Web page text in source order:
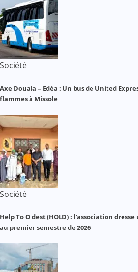
Société
Axe Douala – Edéa : Un bus de United
flammes à Missole
Société
Help To Oldest (HOLD) : l’association
au premier semestre de 2026